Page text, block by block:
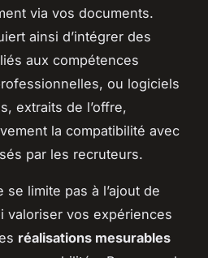
via vos documents.
ainsi d’intégrer des
liés aux compétences
ou logiciels
extraits de l’offre,
la compatibilité avec
par les recruteurs.
limite pas à l’ajout de
valoriser vos expériences
réalisations mesurables